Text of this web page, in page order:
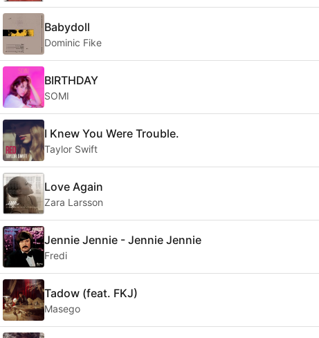
Babydoll
Dominic Fike
BIRTHDAY
SOMI
I Knew You Were Trouble.
Taylor Swift
Love Again
Zara Larsson
Jennie Jennie - Jennie Jennie
Fredi
Tadow (feat. FKJ)
Masego